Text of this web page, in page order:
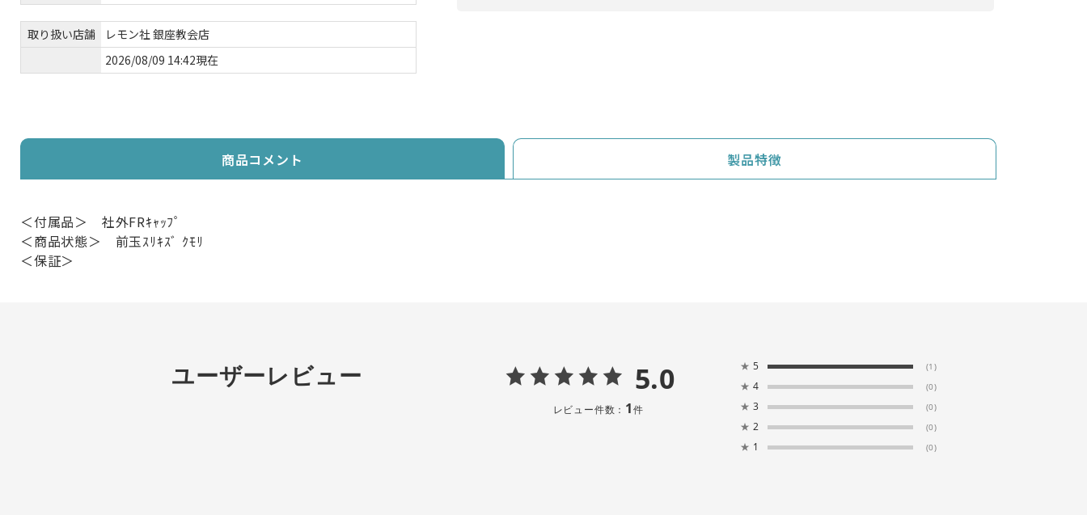
取り扱い店舗
レモン社 銀座教会店
2026/08/09 14:42現在
商品コメント 製品特徴
＜付属品＞ 社外FRｷｬｯﾌﾟ
＜商品状態＞ 前玉ｽﾘｷｽﾞ ｸﾓﾘ
＜保証＞
ユーザーレビュー 5.0
レビュー件数： 1件
★ 5 (1)
★ 4 (0)
★ 3 (0)
★ 2 (0)
★ 1 (0)